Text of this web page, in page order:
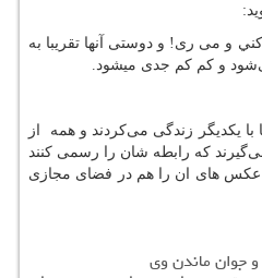
و می ری! و دوستی آنها تقریبا به
و کم کم جدی میشود.
تقریبا با یکدیگر زندگی می‌کردند و همه از
که رابطه شان را رسمی کنند
و عکس های‌‌ ان را هم در فضای مجازی
جوان ماندن وی